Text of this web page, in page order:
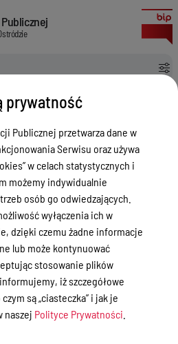
pole elektromagnetyczne
Powiatowego w Ostródzie
pole elektromagnetyczne
prywatność
Publicznej przetwarza dane w
Serwisu oraz używa
w celach statystycznych i
możemy indywidualnie
osób go odwiedzających.
wyłączenia ich w
dzięki czemu żadne informacje
lub może kontynuować
stosowanie plików
iż szczegółowe
są „ciasteczka” i jak je
naszej Polityce Prywatności